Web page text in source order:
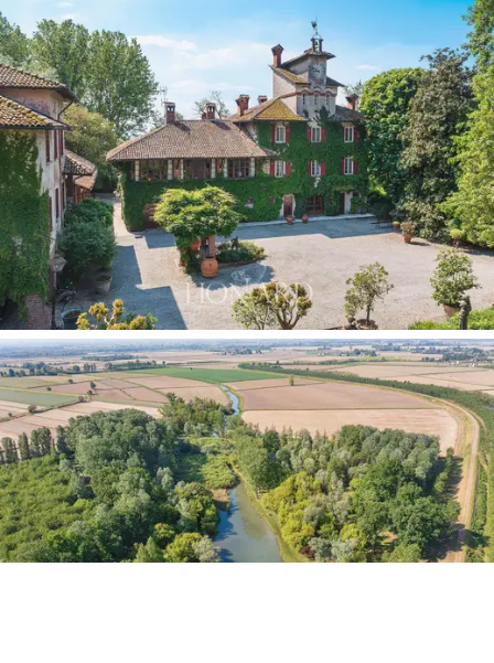
Kompleksin gayrimenkul portföyünü tamamlayandiğer
unsurlar arasında, 1.590 metrekarelik tarihi kırsal
binalar yer alıyor:sundurma bulunan rustik bir kır evi,
bir ahır vebekçi evi,bir tarım deposu, sundurma bulunan
bir bina ve iki diğer kırsal yapı. Büyük potansiyele sahip
bu mimari miras, arazinin peyzajına mükemmel bir şekilde
entegre edilmiş durumda.
Villayı çevreleyen park, mülkün en etkileyici
özelliklerinden biridir: Yüzyıllar öncesinden kalma ağaçlar,
geniş gül bahçeleri, manolyalar ve meşeler, arazinin en
alçak noktasındakidoğal göletteson bulan bir yolu
işaret eder; burası balıkçıllar, ak balıkçıllar ve yabani
ördekler için sessiz bir sığınaktır.Eskiden av rezervi
olan özel ormanlık alan,mülke olağanüstü değerde
doğal bir boyut kazandırır. Su temini, biri sulama diğeri
evsel kullanım için olmak üzereiki bağımsız kuyu ile
sağlanır.